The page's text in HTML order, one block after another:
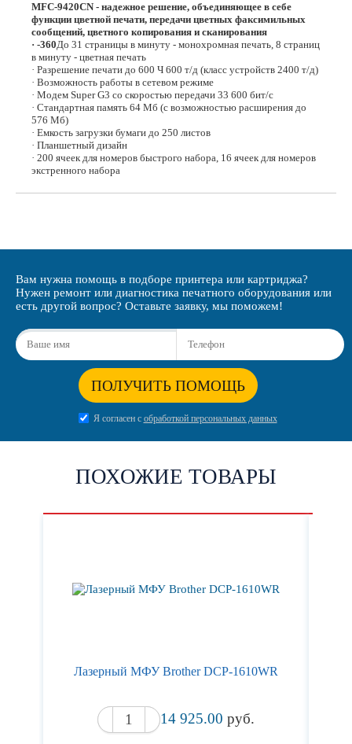
MFC-9420CN - надежное решение, объединяющее в себе
функции цветной печати, передачи цветных факсимильных
сообщений, цветного копирования и сканирования
· -360До 31 страницы в минуту - монохромная печать, 8 страниц
в минуту - цветная печать
· Разрешение печати до 600 Ч 600 т/д (класс устройств 2400 т/д)
· Возможность работы в сетевом режиме
· Модем Super G3 со скоростью передачи 33 600 бит/с
· Стандартная память 64 Мб (с возможностью расширения до
576 Мб)
· Емкость загрузки бумаги до 250 листов
· Планшетный дизайн
· 200 ячеек для номеров быстрого набора, 16 ячеек для номеров
экстренного набора
Вам нужна помощь в подборе принтера или картриджа?
Нужен ремонт или диагностика печатного оборудования или
есть другой вопрос? Оставьте заявку, мы поможем!
ПОЛУЧИТЬ ПОМОЩЬ
Я согласен с обработкой персональных данных
ПОХОЖИЕ ТОВАРЫ
Лазерный МФУ Brother DCP-1610WR
14 925.00 руб.